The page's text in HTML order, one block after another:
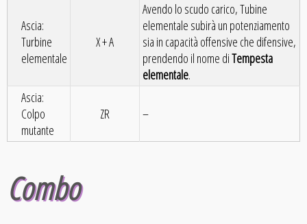
Ascia:
Turbine
elementale
X + A
Avendo lo scudo carico, Tubine
elementale subirà un potenziamento
sia in capacità offensive che difensive,
prendendo il nome diTempesta
elementale.
Ascia:
Colpo
mutante
ZR –
Combo